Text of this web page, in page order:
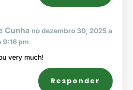
Cunha no dezembro 30, 2025 a
9:16 pm
very much!
Responder